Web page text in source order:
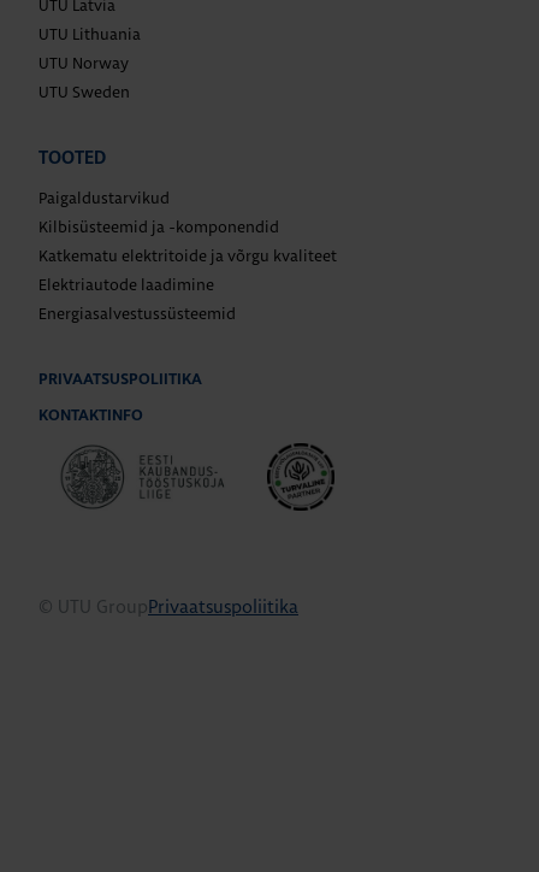
UTU Latvia
UTU Lithuania
UTU Norway
UTU Sweden
TOOTED
Paigaldustarvikud
Kilbisüsteemid ja -komponendid
Katkematu elektritoide ja võrgu kvaliteet
Elektriautode laadimine
Energiasalvestussüsteemid
PRIVAATSUSPOLIITIKA
KONTAKTINFO
© UTU GroupPrivaatsuspoliitika